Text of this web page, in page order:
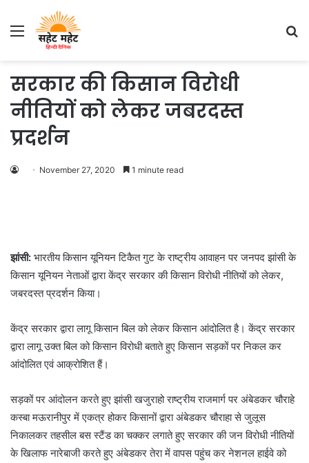
Menu
सरकार की किसान विरोधी
नीतियों को लेकर जबरदस्त
प्रदर्शन
November 27, 2020 1 minute read
झांसी: भारतीय किसान यूनियन टिकैत गुट के राष्ट्रीय आवाहन पर जनपद झांसी के
किसान यूनियन नेताओं द्वारा केंद्र सरकार की किसान विरोधी नीतियों को लेकर,
जबरदस्त प्रदर्शन किया।
केंद्र सरकार द्वारा लागू किसान बिल को लेकर किसान आंदोलित है। केंद्र सरकार
द्वारा लागू उक्त बिल को किसान विरोधी बताते हुए किसान सड़कों पर निकल कर
आंदोलित एवं आक्रोशित हैं।
सड़कों पर आंदोलन करते हुए झांसी खजुराहो राष्ट्रीय राजमार्ग पर अंबेडकर चौराहे
कस्बा मऊरानीपुर में एकत्र होकर किसानों द्वारा अंबेडकर चौराहा से जुलूस
निकालकर तहसील बस स्टैंड का चक्कर लगाते हुए सरकार की जन विरोधी नीतियों
के खिलाफ नारेबाजी करते हुए अंबेडकर तेरा में वापस पहुंच कर नेशनल हाईवे को